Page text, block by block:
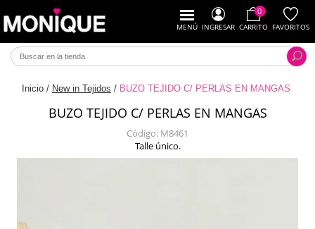
MENÚ INGRESAR
0
CARRITO FAVORITOS
Inicio / New in Tejidos / BUZO TEJIDO C/ PERLAS EN MANGAS
BUZO TEJIDO C/ PERLAS EN MANGAS
Código: M8461
Talle único.